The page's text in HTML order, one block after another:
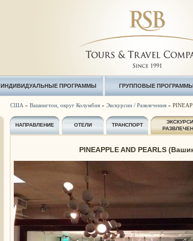
ИНДИВИДУАЛЬНЫЕ ПРОГРАММЫ ГРУППОВЫЕ ПРОГРАММЫ
США » Вашингтон, округ Колумбия» Экскурсии / Развлечения»
НАПРАВЛЕНИЕ ОТЕЛИ ТРАНСПОРТ
PINEAPPLE AND PEARLS